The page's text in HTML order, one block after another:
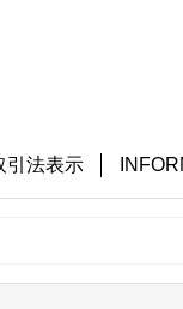
引法表示